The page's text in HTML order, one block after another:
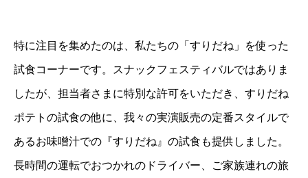
特に注目を集めたのは、私たちの「すりだね」を使った
試食コーナーです。スナックフェスティバルではありま
したが、担当者さまに特別な許可をいただき、すりだね
ポテトの試食の他に、我々の実演販売の定番スタイルで
あるお味噌汁での『すりだね』の試食も提供しました。
長時間の運転でおつかれのドライバー、ご家族連れの旅